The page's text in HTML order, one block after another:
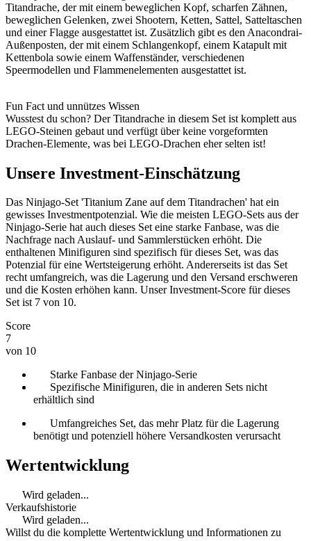
Titandrache, der mit einem beweglichen Kopf, scharfen Zähnen,
beweglichen Gelenken, zwei Shootern, Ketten, Sattel, Satteltaschen
und einer Flagge ausgestattet ist. Zusätzlich gibt es den Anacondrai-
Außenposten, der mit einem Schlangenkopf, einem Katapult mit
Kettenbola sowie einem Waffenständer, verschiedenen
Speermodellen und Flammenelementen ausgestattet ist.
Fun Fact und unnützes Wissen
Wusstest du schon? Der Titandrache in diesem Set ist komplett aus
LEGO-Steinen gebaut und verfügt über keine vorgeformten
Drachen-Elemente, was bei LEGO-Drachen eher selten ist!
Unsere Investment-Einschätzung
Das Ninjago-Set 'Titanium Zane auf dem Titandrachen' hat ein
gewisses Investmentpotenzial. Wie die meisten LEGO-Sets aus der
Ninjago-Serie hat auch dieses Set eine starke Fanbase, was die
Nachfrage nach Auslauf- und Sammlerstücken erhöht. Die
enthaltenen Minifiguren sind spezifisch für dieses Set, was das
Potenzial für eine Wertsteigerung erhöht. Andererseits ist das Set
recht umfangreich, was die Lagerung und den Versand erschweren
und die Kosten erhöhen kann. Unser Investment-Score für dieses
Set ist 7 von 10.
Score
7
von 10
Starke Fanbase der Ninjago-Serie
Spezifische Minifiguren, die in anderen Sets nicht
erhältlich sind
Umfangreiches Set, das mehr Platz für die Lagerung
benötigt und potenziell höhere Versandkosten verursacht
Wertentwicklung
Wird geladen...
Verkaufshistorie
Wird geladen...
Willst du die komplette Wertentwicklung und Informationen zu